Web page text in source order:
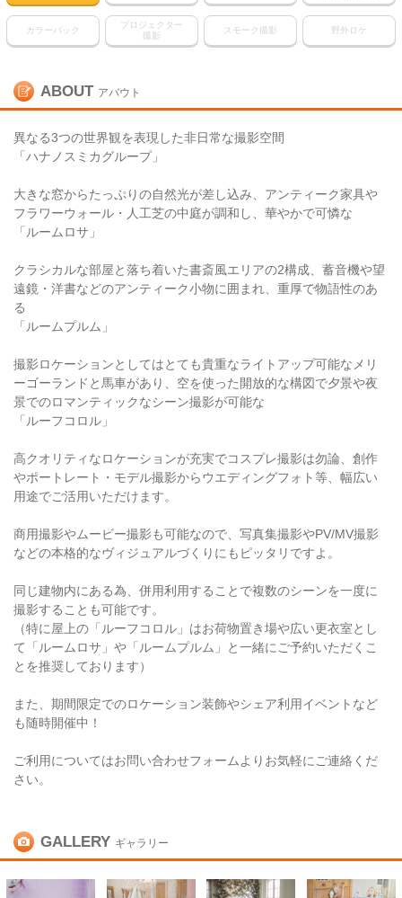
カラーパック
プロジェクター
撮影
スモーク撮影 野外ロケ
ABOUT アバウト
異なる3つの世界観を表現した非日常な撮影空間
「ハナノスミカグループ」
大きな窓からたっぷりの自然光が差し込み、アンティーク家具や
フラワーウォール・人工芝の中庭が調和し、華やかで可憐な
「ルームロサ」
クラシカルな部屋と落ち着いた書斎風エリアの2構成、蓄音機や望
遠鏡・洋書などのアンティーク小物に囲まれ、重厚で物語性のあ
る
「ルームプルム」
撮影ロケーションとしてはとても貴重なライトアップ可能なメリ
ーゴーランドと馬車があり、空を使った開放的な構図で夕景や夜
景でのロマンティックなシーン撮影が可能な
「ルーフコロル」
高クオリティなロケーションが充実でコスプレ撮影は勿論、創作
やポートレート・モデル撮影からウエディングフォト等、幅広い
用途でご活用いただけます。
商用撮影やムービー撮影も可能なので、写真集撮影やPV/MV撮影
などの本格的なヴィジュアルづくりにもピッタリですよ。
同じ建物内にある為、併用利用することで複数のシーンを一度に
撮影することも可能です。
（特に屋上の「ルーフコロル」はお荷物置き場や広い更衣室とし
て「ルームロサ」や「ルームプルム」と一緒にご予約いただくこ
とを推奨しております）
また、期間限定でのロケーション装飾やシェア利用イベントなど
も随時開催中！
ご利用についてはお問い合わせフォームよりお気軽にご連絡くだ
さい。
GALLERY ギャラリー